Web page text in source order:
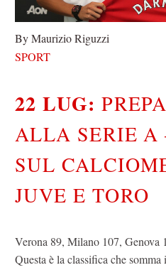
By Maurizio Riguzzi
SPORT
22 LUG:
ALLA SERIE A
SUL
JUVE E TORO
Verona 89, Milano 107, Genova
Questa è la classifica che